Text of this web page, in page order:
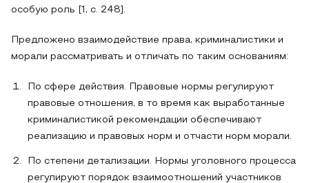
особую роль [1, с. 248].
Предложено взаимодействие права, криминалистики и
морали рассматривать и отличать по таким основаниям:
По сфере действия. Правовые нормы регулируют
правовые отношения, в то время как выработанные
криминалистикой рекомендации обеспечивают
реализацию и правовых норм и отчасти норм морали.
По степени детализации. Нормы уголовного процесса
регулируют порядок взаимоотношений участников